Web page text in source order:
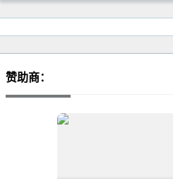
赞助商：